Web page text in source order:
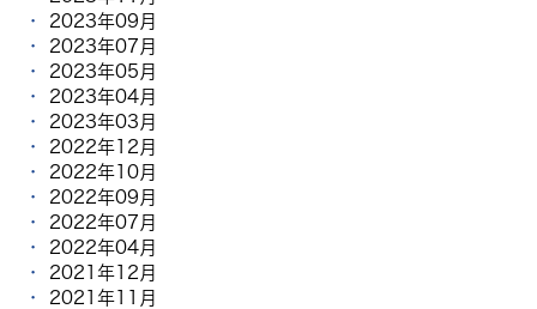
2023年09月
2023年07月
2023年05月
2023年04月
2023年03月
2022年12月
2022年10月
2022年09月
2022年07月
2022年04月
2021年12月
2021年11月